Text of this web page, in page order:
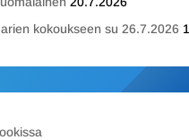
kokoukseen su 26.7.2026